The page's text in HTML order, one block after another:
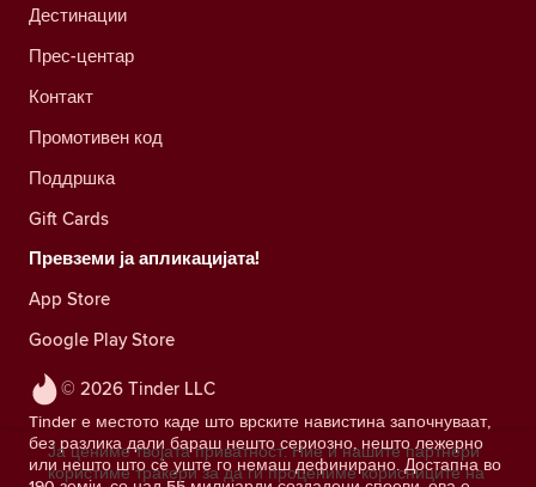
© 2026 Tinder LLC
Tinder е местото каде што врските навистина започнуваат,
без разлика дали бараш нешто сериозно, нешто лежерно
или нешто што сè уште го немаш дефинирано. Достапна во
Дестинации
Прес-центар
Контакт
Промотивен код
Поддршка
Gift Cards
Превземи ја апликацијата!
App Store
Google Play Store
Ја цениме твојата приватност. Ние и нашите партнери
користиме тракери за да ги процениме корисниците на